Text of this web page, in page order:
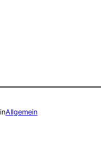
inAllgemein